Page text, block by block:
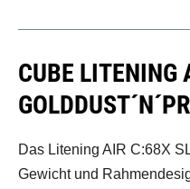
CUBE LITENING
Das Litening AIR C:68X
Gewicht und